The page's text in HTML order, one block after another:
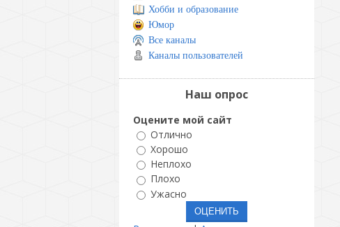
Хобби и образование
Юмор
Все каналы
Каналы пользователей
Наш опрос
Оцените мой сайт
Отлично
Хорошо
Неплохо
Плохо
Ужасно